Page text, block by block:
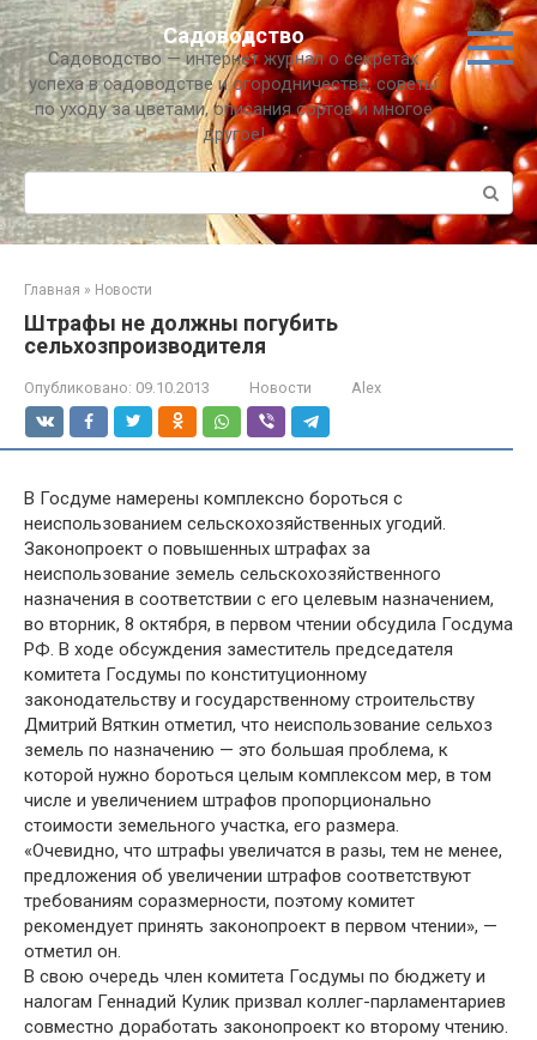
Перейти
к
контенту
Садоводство
Садоводство — интернет журнал о секретах
успеха в садоводстве и огородничестве, советы
по уходу за цветами, описания сортов и многое
другое!
Поиск:
Главная » Новости
Штрафы не должны погубить
сельхозпроизводителя
Опубликовано: 09.10.2013 Новости Alex
В Госдуме намерены комплексно бороться с
неиспользованием сельскохозяйственных угодий.
Законопроект о повышенных штрафах за
неиспользование земель сельскохозяйственного
назначения в соответствии с его целевым назначением,
во вторник, 8 октября, в первом чтении обсудила Госдума
РФ. В ходе обсуждения заместитель председателя
комитета Госдумы по конституционному
законодательству и государственному строительству
Дмитрий Вяткин отметил, что неиспользование сельхоз
земель по назначению — это большая проблема, к
которой нужно бороться целым комплексом мер, в том
числе и увеличением штрафов пропорционально
стоимости земельного участка, его размера.
«Очевидно, что штрафы увеличатся в разы, тем не менее,
предложения об увеличении штрафов соответствуют
требованиям соразмерности, поэтому комитет
рекомендует принять законопроект в первом чтении», —
отметил он.
В свою очередь член комитета Госдумы по бюджету и
налогам Геннадий Кулик призвал коллег-парламентариев
совместно доработать законопроект ко второму чтению.